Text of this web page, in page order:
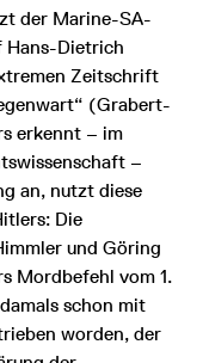
der Marine-SA-
Hans-Dietrich
Zeitschrift
(Grabert-
erkennt – im
–
an, nutzt diese
Die
und Göring
Mordbefehl vom 1.
schon mit
worden, der